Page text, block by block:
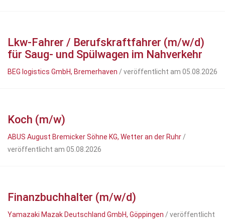
Lkw-Fahrer / Berufskraftfahrer (m/w/d)
für Saug- und Spülwagen im Nahverkehr
BEG logistics GmbH, Bremerhaven / veröffentlicht am 05.08.2026
Koch (m/w)
ABUS August Bremicker Söhne KG, Wetter an der Ruhr /
veröffentlicht am 05.08.2026
Finanzbuchhalter (m/w/d)
Yamazaki Mazak Deutschland GmbH, Göppingen / veröffentlicht